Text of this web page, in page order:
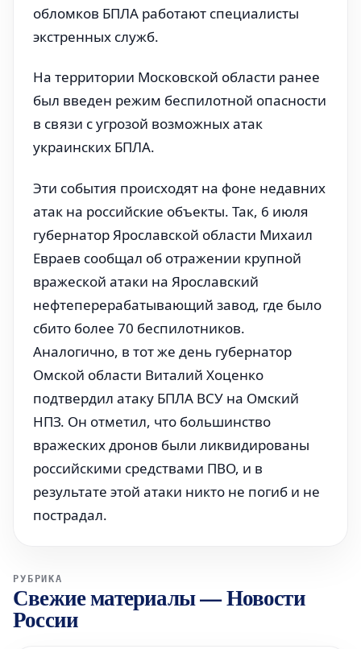
обломков БПЛА работают специалисты
экстренных служб.
На территории Московской области ранее
был введен режим беспилотной опасности
в связи с угрозой возможных атак
украинских БПЛА.
Эти события происходят на фоне недавних
атак на российские объекты. Так, 6 июля
губернатор Ярославской области Михаил
Евраев сообщал об отражении крупной
вражеской атаки на Ярославский
нефтеперерабатывающий завод, где было
сбито более 70 беспилотников.
Аналогично, в тот же день губернатор
Омской области Виталий Хоценко
подтвердил атаку БПЛА ВСУ на Омский
НПЗ. Он отметил, что большинство
вражеских дронов были ликвидированы
российскими средствами ПВО, и в
результате этой атаки никто не погиб и не
пострадал.
РУБРИКА
Свежие материалы—Новости
России